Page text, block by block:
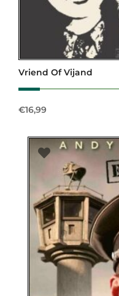
Vriend Of Vijand
€16,99